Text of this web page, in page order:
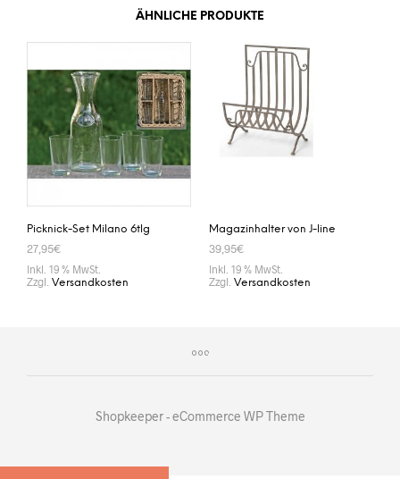
ÄHNLICHE PRODUKTE
Picknick-Set Milano 6tlg
27,95€
Inkl. 19 % MwSt.
Zzgl. Versandkosten
Magazinhalter von J-line
39,95€
Inkl. 19 % MwSt.
Zzgl. Versandkosten
Shopkeeper - eCommerce WP Theme